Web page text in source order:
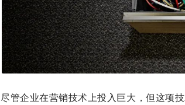
尽管企业在营销技术上投入巨大，但这项